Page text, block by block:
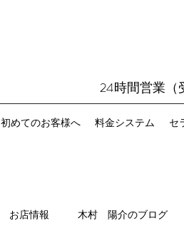
24時間営業
初めてのお客様へ 料金システム セ
お店情報 木村 陽介のブログ